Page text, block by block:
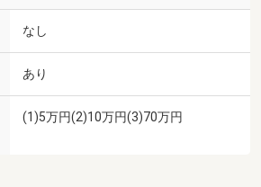
なし
あり
(1)5万円(2)10万円(3)70万円